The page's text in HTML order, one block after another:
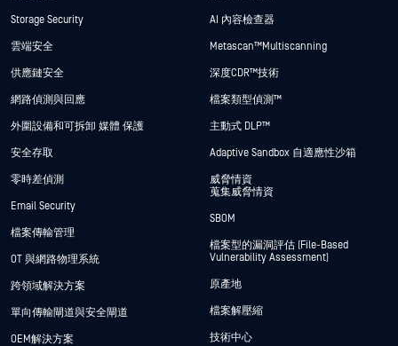
Storage Security
雲端安全
供應鏈安全
網路偵測與回應
外圍設備和可拆卸 媒體 保護
安全存取
零時差偵測
Email Security
檔案傳輸管理
OT 與網路物理系統
跨領域解決方案
單向傳輸閘道與安全閘道
OEM解決方案
AI 內容檢查器
Metascan™ Multiscanning
深度CDR™技術
檔案類型偵測™
主動式 DLP™
Adaptive Sandbox 自適應性沙箱
威脅情資
蒐集威脅情資
SBOM
檔案型的漏洞評估 (File-Based
Vulnerability Assessment)
原產地
檔案解壓縮
技術中心